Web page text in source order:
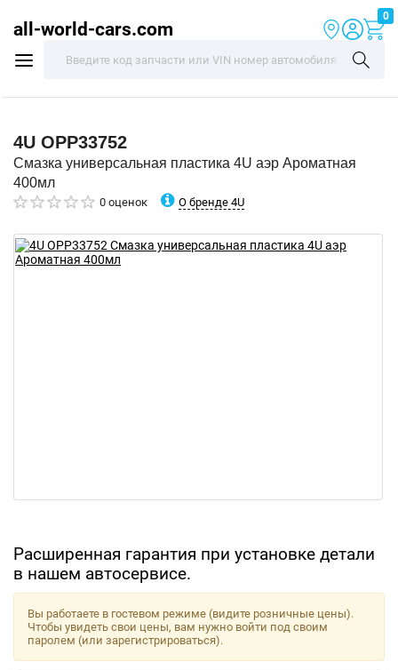
all-world-cars.com
0
4U OPP33752
Смазка универсальная пластика 4U аэр Ароматная
400мл
0 оценок О бренде 4U
Расширенная гарантия при установке детали
в нашем автосервисе.
Вы работаете в гостевом режиме (видите розничные цены).
Чтобы увидеть свои цены, вам нужно войти под своим
паролем (или зарегистрироваться).